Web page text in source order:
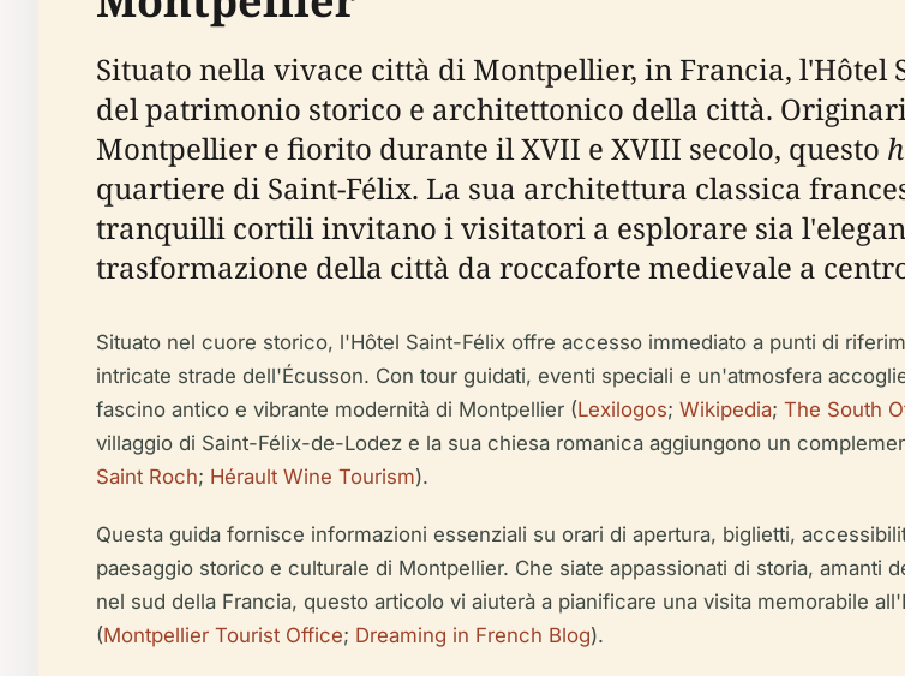
Situato nella vivace città di Montpellier, in Francia, l'Hôtel
del patrimonio storico e architettonico della città.
Montpellier e fiorito durante il XVII e XVIII secolo, questo
quartiere di Saint-Félix. La sua architettura classica
tranquilli cortili invitano i visitatori a esplorare sia
trasformazione della città da roccaforte medievale a
Situato nel cuore storico, l'Hôtel Saint-Félix offre accesso immediato a punti di
intricate strade dell'Écusson. Con tour guidati, eventi speciali e un'atmosfera
fascino antico e vibrante modernità di Montpellier (Lexilogos; Wikipedia; The South
villaggio di Saint-Félix-de-Lodez e la sua chiesa romanica aggiungono un
Saint Roch; Hérault Wine Tourism).
Questa guida fornisce informazioni essenziali su orari di apertura, biglietti,
paesaggio storico e culturale di Montpellier. Che siate appassionati di storia,
nel sud della Francia, questo articolo vi aiuterà a pianificare una visita memorabile
(Montpellier Tourist Office; Dreaming in French Blog).